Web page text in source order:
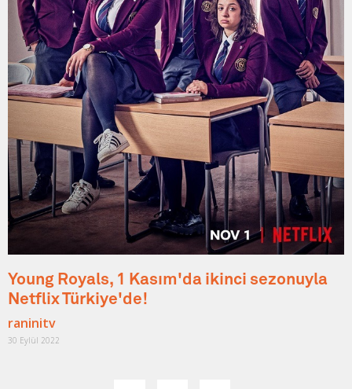
Young Royals, 1 Kasım'da ikinci sezonuyla
Netflix Türkiye'de!
raninitv
30 Eylül 2022